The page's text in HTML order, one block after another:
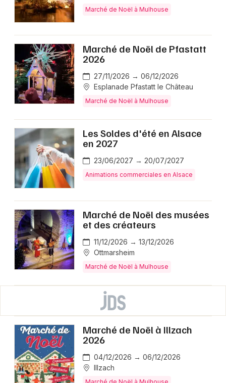
Marché de Noël à Mulhouse
Marché de Noël de Pfastatt
2026
27/11/2026 → 06/12/2026
Esplanade Pfastatt le Château
Marché de Noël à Mulhouse
Les Soldes d'été en Alsace
en 2027
23/06/2027 → 20/07/2027
Animations commerciales en Alsace
Marché de Noël des musées
et des créateurs
11/12/2026 → 13/12/2026
Ottmarsheim
Marché de Noël à Mulhouse
Marché de Noël à Illzach
2026
04/12/2026 → 06/12/2026
Illzach